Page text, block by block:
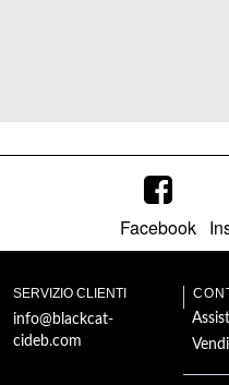
Facebook